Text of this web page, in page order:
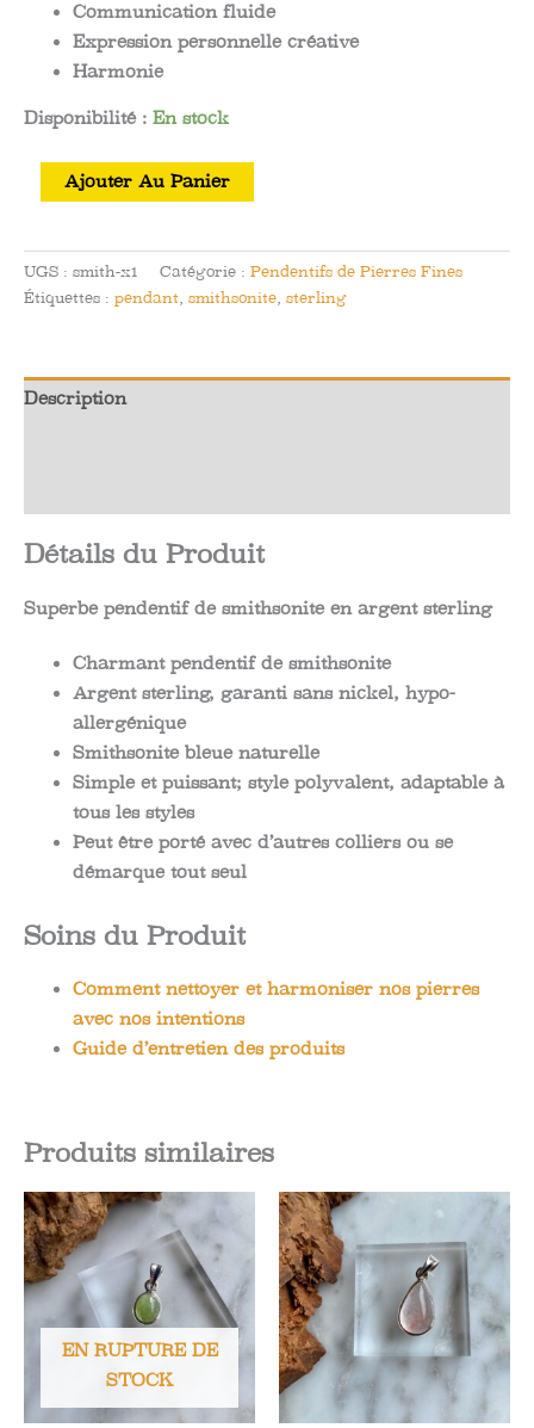
Communication fluide
Expression personnelle créative
Harmonie
Disponibilité : En stock
quantité
de
de
Smithsonite
Sterling
Ajouter Au Panier
UGS : smith-x1 Catégorie : Pendentifs de Pierres Fines
Étiquettes : pendant smithsonite sterling
Description
Détails du Produit
Superbe pendentif de smithsonite en argent sterling
Charmant pendentif de smithsonite
Argent sterling, garanti sans nickel, hypo-
allergénique
Smithsonite bleue naturelle
Simple et puissant; style polyvalent, adaptable à
tous les styles
Peut être porté avec d’autres colliers ou se
démarque tout seul
Soins du Produit
Comment nettoyer et harmoniser nos pierres
avec nos intentions
Guide d’entretien des produits
Produits similaires
EN RUPTURE DE
STOCK